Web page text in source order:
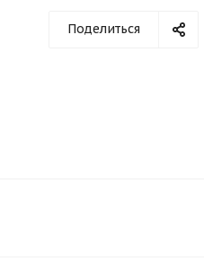
Поделиться